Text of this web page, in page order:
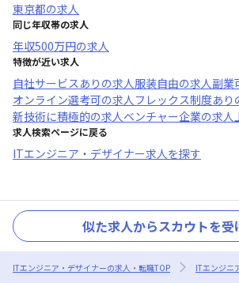
東京都の求人
同じ年収帯の求人
年収500万円の求人
特徴が近い求人
自社サービスあり の求人服装自由の求人副業
オンライン選考可の求人フレックス制度あり
新技術に積極的の求人ベンチャー企業の求人
求人検索ページに戻る
ITエンジニア・デザイナー求人を探す
似た求人からスカウトを受
ITエンジニア・デザイナーの求人・転職TOP ITエンジニ